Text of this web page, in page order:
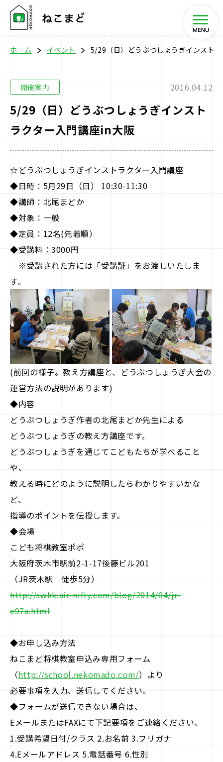
ホーム
将棋教室
イベント
駒doc.
企業情報
お知らせ
お問い合わせ
ホーム イベント 5/29（日）どうぶつしょうぎインスト
開催案内 2016.04.12
5/29（日）どうぶつしょうぎインスト
ラクター入門講座in大阪
☆どうぶつしょうぎインストラクター入門講座
◆日時：5月29日（日） 10:30-11:30
◆講師：北尾まどか
◆対象：一般
◆定員：12名(先着順）
◆受講料：3000円
※受講された方には「受講証」をお渡しいたしま
す。
(前回の様子。教え方講座と、どうぶつしょうぎ大会の
運営方法の説明があります)
◆内容
どうぶつしょうぎ作者の北尾まどか先生による
どうぶつしょうぎの教え方講座です。
どうぶつしょうぎを通じてこどもたちが学べること
や、
教える時にどのように説明したらわかりやすいかな
ど、
指導のポイントを伝授します。
◆会場
こども将棋教室ポポ
大阪府茨木市駅前2-1-17後藤ビル201
（JR茨木駅 徒歩5分）
http://swkk.air-nifty.com/blog/2014/04/jr-
e97a.html
◆お申し込み方法
ねこまど将棋教室申込み専用フォーム
（http://school.nekomado.com/）より
必要事項を入力、送信してください。
◆フォームが送信できない場合は、
EメールまたはFAXにて下記要項をご連絡ください。
1.受講希望日付/クラス 2.お名前 3.フリガナ
4.Eメールアドレス 5.電話番号 6.性別